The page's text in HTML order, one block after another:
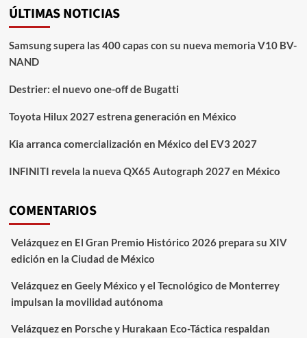
ÚLTIMAS NOTICIAS
Samsung supera las 400 capas con su nueva memoria V10 BV-
NAND
Destrier: el nuevo one-off de Bugatti
Toyota Hilux 2027 estrena generación en México
Kia arranca comercialización en México del EV3 2027
INFINITI revela la nueva QX65 Autograph 2027 en México
COMENTARIOS
Velázquezen El Gran Premio Histórico 2026 prepara su XIV
edición en la Ciudad de México
Velázquezen Geely México y el Tecnológico de Monterrey
impulsan la movilidad autónoma
Velázquezen Porsche y Hurakaan Eco-Táctica respaldan